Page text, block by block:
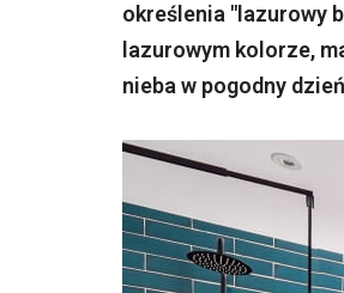
określenia "lazurowy
lazurowym kolorze,
nieba w pogodny